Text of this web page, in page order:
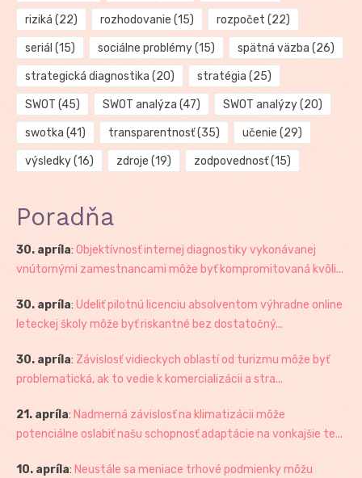
riziká (22) rozhodovanie (15) rozpočet (22)
seriál (15) sociálne problémy(15) spätná väzba (26)
strategická diagnostika (20) stratégia (25)
SWOT (45) SWOT analýza (47) SWOT analýzy(20)
swotka (41) transparentnosť(35) učenie (29)
výsledky(16) zdroje (19) zodpovednosť(15)
Poradňa
30. apríla: Objektívnosť internej diagnostiky vykonávanej
vnútornými zamestnancami môže byť kompromitovaná kvôli...
30. apríla: Udeliť pilotnú licenciu absolventom výhradne online
leteckej školy môže byť riskantné bez dostatočný...
30. apríla: Závislosť vidieckych oblastí od turizmu môže byť
problematická, ak to vedie k komercializácii a stra...
21. apríla: Nadmerná závislosť na klimatizácii môže
potenciálne oslabiť našu schopnosť adaptácie na vonkajšie te...
10. apríla: Neustále sa meniace trhové podmienky môžu